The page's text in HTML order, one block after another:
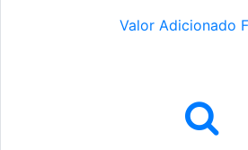
Valor Adicionado